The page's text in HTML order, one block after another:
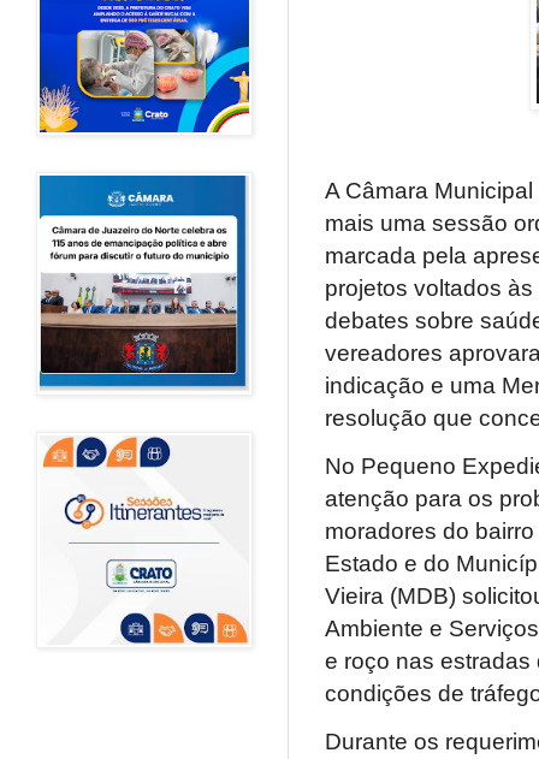
A Câmara
mais uma sessão
marcada pela
projetos voltados
debates sobre
vereadores
indicação e uma
resolução que
No Pequeno
atenção para os
moradores do
Estado e do
Vieira (MDB)
Ambiente e
e roço nas estradas
condições de
Durante os